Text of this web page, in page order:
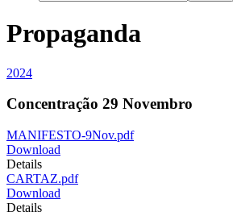
Propaganda
2024
Concentração 29 Novembro
MANIFESTO-9Nov.pdf
Download
Details
CARTAZ.pdf
Download
Details